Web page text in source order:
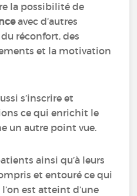
la possibilité de
avec d’autres
réconfort, des
et la motivation
s’inscrire et
ce qui enrichit le
un autre point vue.
ainsi qu’à leurs
et entouré ce qui
est atteint d’une